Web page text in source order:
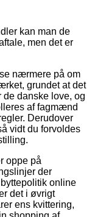
kan man de
men det er
nærmere på om
grundet at det
danske love, og
af fagmænd
Derudover
vidt du forvoldes
oppe på
der
online
det i øvrigt
ens kvittering,